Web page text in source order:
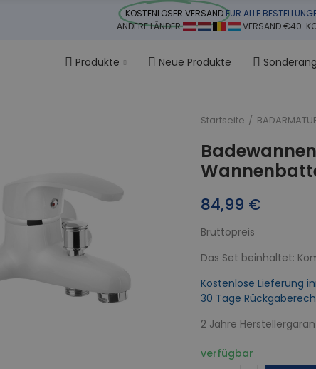
KOSTENLOSER VERSANDFÜR ALLE
ANDERE LÄNDER
VERSAND €40.
Produkte Neue Produkte
Startseite
84,99 €
Bruttopreis
Das Set beinhaltet:
Kostenlose Lieferung
30 Tage
2 Jahre
verfügbar